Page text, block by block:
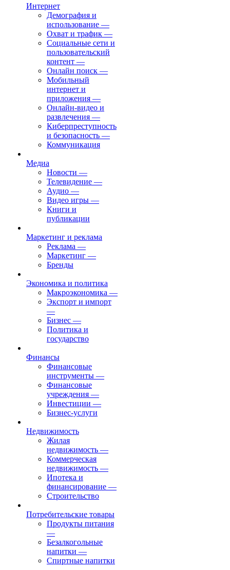
Интернет
Демография и
использование —
Охват и трафик —
Социальные сети и
пользовательский
контент —
Онлайн поиск —
Мобильный
интернет и
приложения —
Онлайн-видео и
развлечения —
Киберпреступность
и безопасность —
Коммуникация
Медиа
Новости —
Телевидение —
Аудио —
Видео игры —
Книги и
публикации
Маркетинг и реклама
Реклама —
Маркетинг —
Бренды
Экономика и политика
Макроэкономика —
Экспорт и импорт
—
Бизнес —
Политика и
государство
Финансы
Финансовые
инструменты —
Финансовые
учреждения —
Инвестиции —
Бизнес-услуги
Недвижимость
Жилая
недвижимость —
Коммерческая
недвижимость —
Ипотека и
финансирование —
Строительство
Потребительские товары
Продукты питания
—
Безалкогольные
напитки —
Спиртные напитки